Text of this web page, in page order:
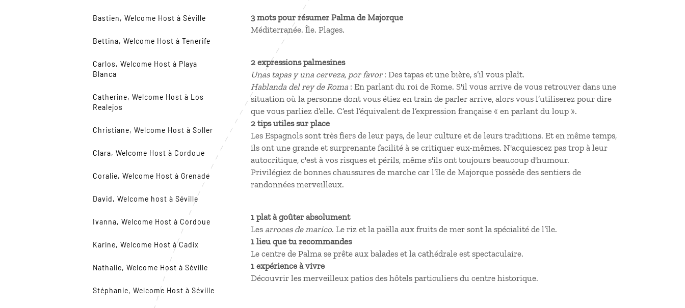
Bastien, Welcome Host à Séville
Bettina, Welcome Host à Tenerife
Carlos, Welcome Host à Playa
Blanca
Catherine, Welcome Host à Los
Realejos
Christiane, Welcome Host à Soller
Clara, Welcome Host à Cordoue
Coralie, Welcome Host à Grenade
David, Welcome host à Séville
Ivanna, Welcome Host à Cordoue
Karine, Welcome Host à Cadix
Nathalie, Welcome Host à Séville
Stéphanie, Welcome Host à Séville
3 mots pour résumer Palma de Majorque
Méditerranée. Île. Plages.
2 expressions palmesines
Unas tapas y una cerveza, por favor : Des tapas et une bière, s’il vous plaît.
Hablanda del rey de Roma : En parlant du roi de Rome. S'il vous arrive de vous retrouver dans une
situation où la personne dont vous étiez en train de parler arrive, alors vous l’utiliserez pour dire
que vous parliez d’elle. C’est l’équivalent de l’expression française « en parlant du loup ».
2 tips utiles sur place
Les Espagnols sont très fiers de leur pays, de leur culture et de leurs traditions. Et en même temps,
ils ont une grande et surprenante facilité à se critiquer eux-mêmes. N'acquiescez pas trop à leur
autocritique, c'est à vos risques et périls, même s'ils ont toujours beaucoup d'humour.
Privilégiez de bonnes chaussures de marche car l’île de Majorque possède des sentiers de
randonnées merveilleux.
1 plat à goûter absolument
Les arroces de marico. Le riz et la paëlla aux fruits de mer sont la spécialité de l’île.
1 lieu que tu recommandes
Le centre de Palma se prête aux balades et la cathédrale est spectaculaire.
1 expérience à vivre
Découvrir les merveilleux patios des hôtels particuliers du centre historique.